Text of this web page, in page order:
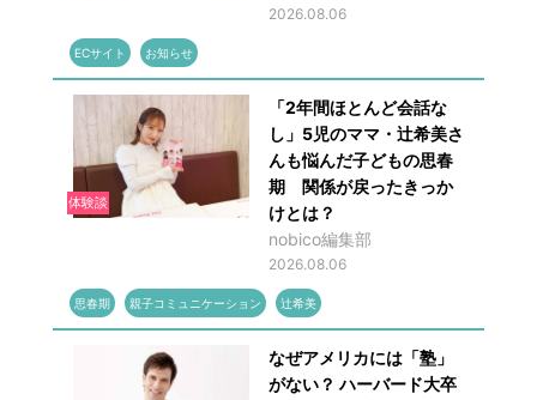
2026.08.06
ECサイト お知らせ
体験談
「2年間ほとんど会話な
し」5児のママ・辻希美さ
んも悩んだ子どもの思春
期 関係が戻ったきっか
けとは？
nobico編集部
2026.08.06
思春期 親子コミュニケーション 辻希美
なぜアメリカには「塾」
がない？ ハーバード大卒